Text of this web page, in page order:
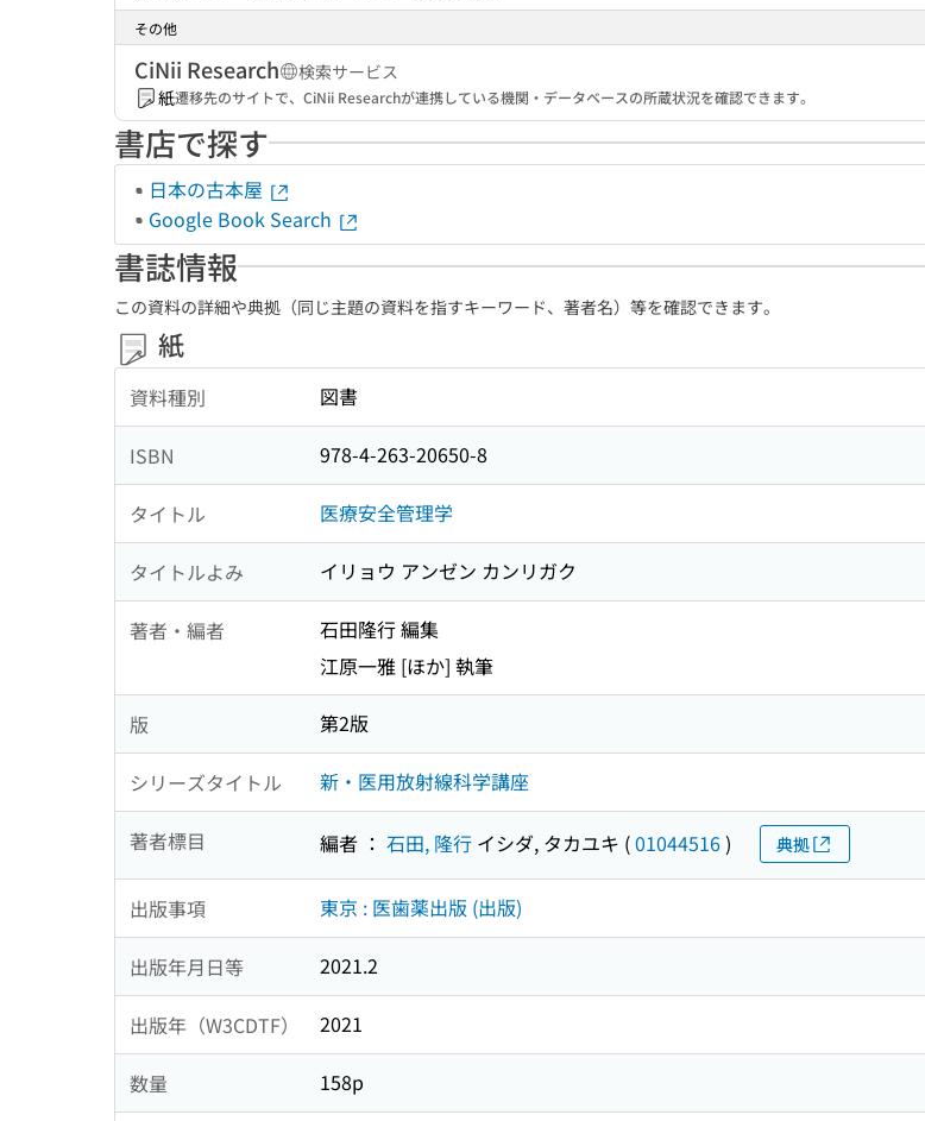
その他
CiNii Research
検索サービス
紙遷移先のサイトで、CiNii Researchが連携している機関・データベースの所蔵状況を確認できます。
書店で探す
日本の古本屋
Google Book Search
書誌情報
この資料の詳細や典拠（同じ主題の資料を指すキーワード、著者名）等を確認できます。
紙
資料種別 図書
ISBN 978-4-263-20650-8
タイトル 医療安全管理学
タイトルよみ イリョウ アンゼン カンリガク
著者・編者
石田隆行 編集
江原一雅 [ほか] 執筆
版 第2版
シリーズタイトル 新・医用放射線科学講座
著者標目 編者 ： 石田, 隆行 イシダ, タカユキ (01044516) 典拠
出版事項 東京 : 医歯薬出版 (出版)
出版年月日等 2021.2
出版年（W3CDTF） 2021
数量 158p